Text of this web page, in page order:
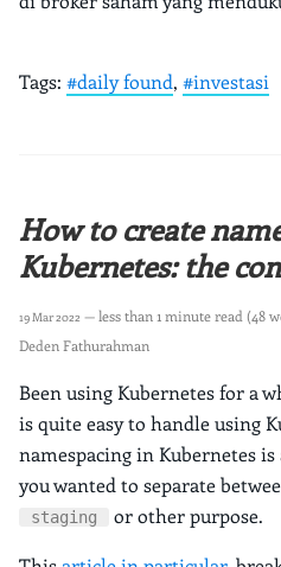
Tags: #daily found, #investasi
How to create
Kubernetes: the
19 Mar 2022 — less than 1 minute read (48
Deden Fathurahman
Been using Kubernetes for a
is quite easy to handle using
namespacing in Kubernetes
you wanted to separate
staging
or other purpose.